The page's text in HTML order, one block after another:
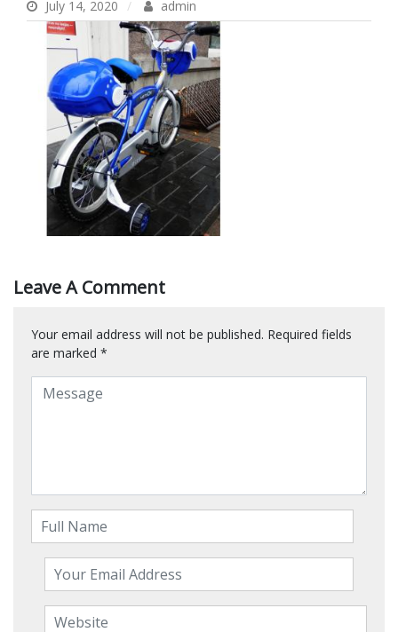
July 14, 2020 admin
Leave A Comment
Your email address will not be published. Required fields
are marked *